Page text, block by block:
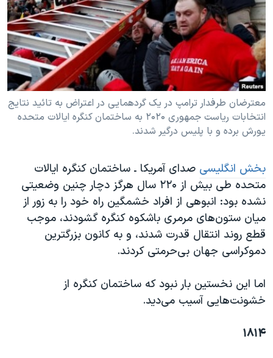
فرهنگ و زندگی
حقوق شهروندی
اقتصادی
علم و فناوری
اسرائیل در جنگ
گالری عکس
مستندها
انتخابات ریاست جمهوری آمریکا ۲۰۲۴
حمله جمهوری اسلامی به اسرائیل
رمز مهسا
ورزش زنان در ایران
اعتراضات زن، زندگی، آزادی
تریبونال مردمی آبان ۹۸
دادگاه حمید نوری
چهل سال گروگان‌گیری
قانون شفافیت دارائی کادر رهبری ایران
اعتراضات مردمی آبان ۹۸
نرگس محمدی برنده جایزه نوبل صلح
دنبال کنید
زبانهای مختلف
معترضان طرفدار ترامپ در یک گردهمایی در اعتراض به تائید نتایج
انتخابات ریاست جمهوری ۲۰۲۰ به ساختمان کنگره ایالات متحده
یورش برده و با پلیس درگیر شدند.
بخش انگلیسی صدای آمریکا ـ ساختمان کنگره ایالات
متحده طی بیش از ۲۲۰ سال هرگز دچار چنین وضعیتی
نشده بود: انبوهی از افراد خشمگین راه خود را به زور از
میان ستون‌های مرمری باشکوه کنگره گشودند، موجب
قطع روند انتقال قدرت شدند، و به کانون بزرگترین
دموکراسی جهان بی‌‌حرمتی کردند.
اما این نخستین بار نبود که ساختمان کنگره از
خشونت‌هایی آسیب می‌دید.
۱۸۱۴